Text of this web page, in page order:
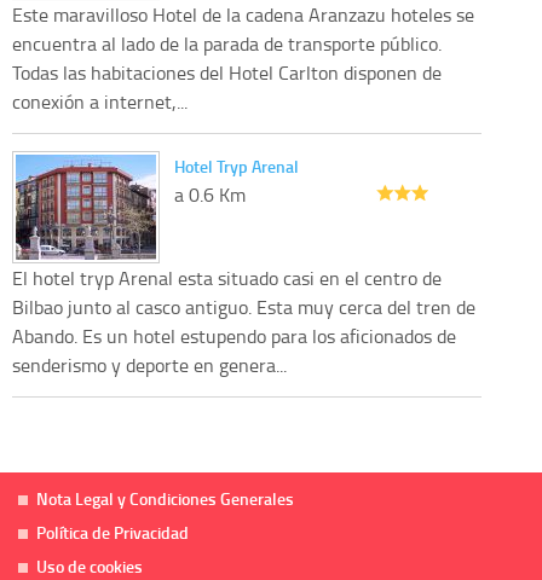
Este maravilloso Hotel de la cadena Aranzazu hoteles se
encuentra al lado de la parada de transporte público.
Todas las habitaciones del Hotel Carlton disponen de
conexión a internet,...
Hotel Tryp Arenal
a 0.6 Km
El hotel tryp Arenal esta situado casi en el centro de
Bilbao junto al casco antiguo. Esta muy cerca del tren de
Abando. Es un hotel estupendo para los aficionados de
senderismo y deporte en genera...
Nota Legal y Condiciones Generales
Política de Privacidad
Uso de cookies